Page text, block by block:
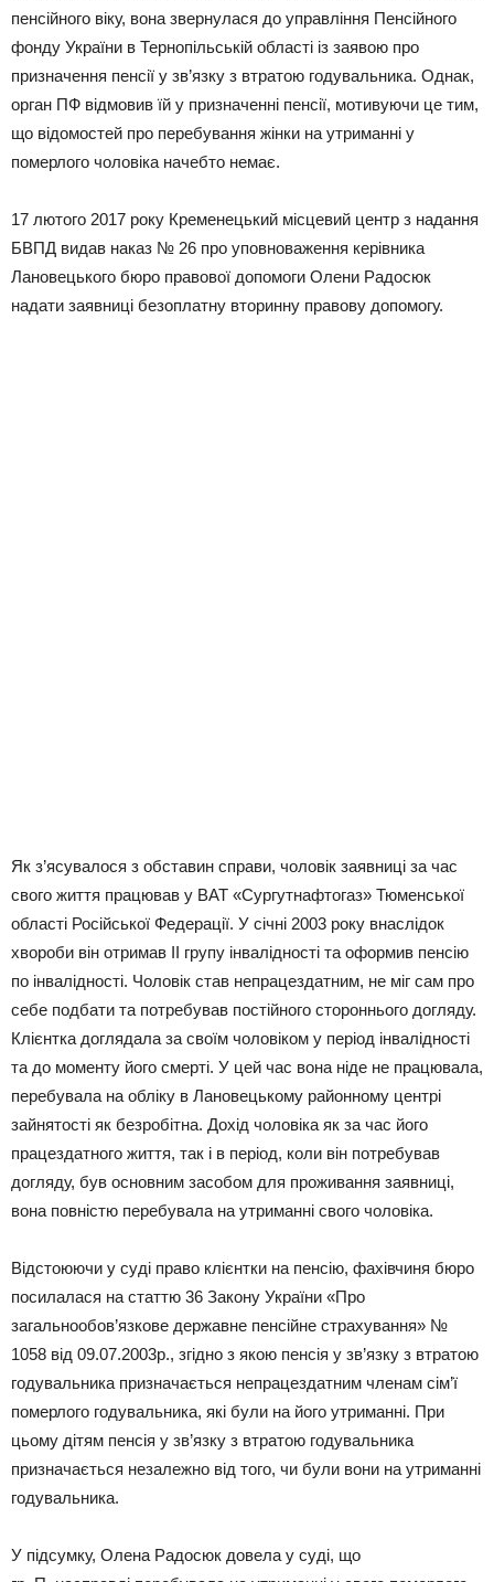
пенсійного віку, вона звернулася до управління Пенсійного
фонду України в Тернопільській області із заявою про
призначення пенсії у зв’язку з втратою годувальника. Однак,
орган ПФ відмовив їй у призначенні пенсії, мотивуючи це тим,
що відомостей про перебування жінки на утриманні у
померлого чоловіка начебто немає.
17 лютого 2017 року Кременецький місцевий центр з надання
БВПД видав наказ № 26 про уповноваження керівника
Лановецького бюро правової допомоги Олени Радосюк
надати заявниці безоплатну вторинну правову допомогу.
Як з’ясувалося з обставин справи, чоловік заявниці за час
свого життя працював у ВАТ «Сургутнафтогаз» Тюменської
області Російської Федерації. У січні 2003 року внаслідок
хвороби він отримав ІІ групу інвалідності та оформив пенсію
по інвалідності. Чоловік став непрацездатним, не міг сам про
себе подбати та потребував постійного стороннього догляду.
Клієнтка доглядала за своїм чоловіком у період інвалідності
та до моменту його смерті. У цей час вона ніде не працювала,
перебувала на обліку в Лановецькому районному центрі
зайнятості як безробітна. Дохід чоловіка як за час його
працездатного життя, так і в період, коли він потребував
догляду, був основним засобом для проживання заявниці,
вона повністю перебувала на утриманні свого чоловіка.
Відстоюючи у суді право клієнтки на пенсію, фахівчиня бюро
посилалася на статтю 36 Закону України «Про
загальнообов’язкове державне пенсійне страхування» №
1058 від 09.07.2003р., згідно з якою пенсія у зв’язку з втратою
годувальника призначається непрацездатним членам сім’ї
померлого годувальника, які були на його утриманні. При
цьому дітям пенсія у зв’язку з втратою годувальника
призначається незалежно від того, чи були вони на утриманні
годувальника.
У підсумку, Олена Радосюк довела у суді, що